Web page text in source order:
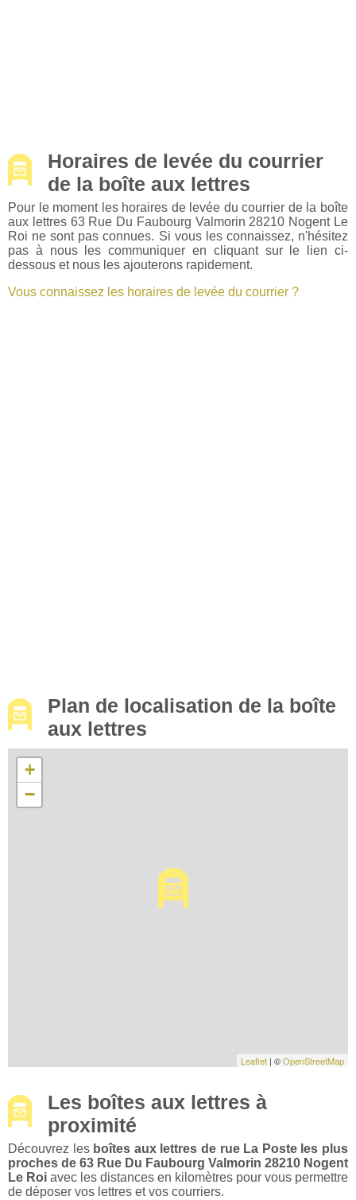
Horaires de levée du courrier
de la boîte aux lettres
Pour le moment les horaires de levée du courrier de la boîte
aux lettres 63 Rue Du Faubourg Valmorin 28210 Nogent Le
Roi ne sont pas connues. Si vous les connaissez, n'hésitez
pas à nous les communiquer en cliquant sur le lien ci-
dessous et nous les ajouterons rapidement.
Vous connaissez les horaires de levée du courrier ?
Plan de localisation de la boîte
aux lettres
+
−
Leaflet | ©OpenStreetMap
Les boîtes aux lettres à
proximité
Découvrez les boîtes aux lettres de rue La Poste les plus
proches de 63 Rue Du Faubourg Valmorin 28210 Nogent
Le Roi avec les distances en kilomètres pour vous permettre
de déposer vos lettres et vos courriers.